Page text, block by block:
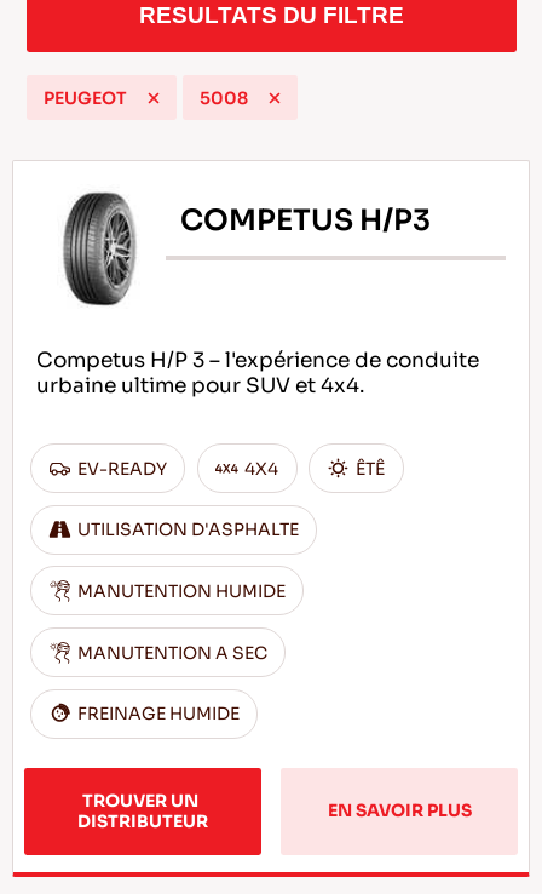
Conseils pour conduire dans la neige
LIRE LA SUITE
RESULTATS DU FILTRE
PEUGEOT 5008
COMPETUS H/P3
Competus H/P 3 – l'expérience de conduite
urbaine ultime pour SUV et 4x4.
EV-READY 4X4 ÊTÊ
UTILISATION D'ASPHALTE
MANUTENTION HUMIDE
MANUTENTION A SEC
FREINAGE HUMIDE
TROUVER UN
DISTRIBUTEUR
EN SAVOIR PLUS